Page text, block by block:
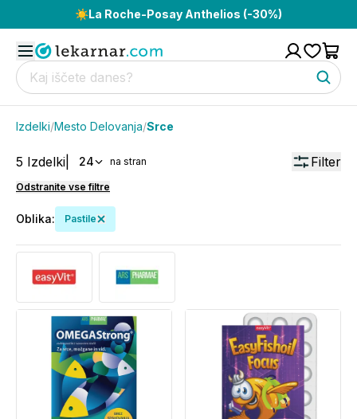
☀️La Roche-Posay Anthelios (-30%)
Izdelki/Mesto Delovanja/Srce
5 Izdelki 24 na stran Filter
Odstranite vse filtre
Oblika: Pastile